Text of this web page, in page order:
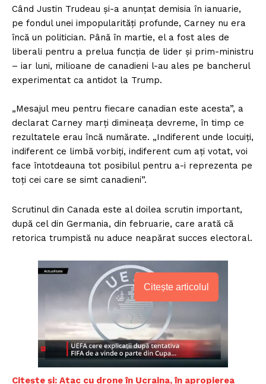
Când Justin Trudeau și-a anunțat demisia în ianuarie,
pe fondul unei impopularități profunde, Carney nu era
încă un politician. Până în martie, el a fost ales de
liberali pentru a prelua funcția de lider și prim-ministru
– iar luni, milioane de canadieni l-au ales pe bancherul
experimentat ca antidot la Trump.
„Mesajul meu pentru fiecare canadian este acesta”, a
declarat Carney marți dimineața devreme, în timp ce
rezultatele erau încă numărate. „Indiferent unde locuiți,
indiferent ce limbă vorbiți, indiferent cum ați votat, voi
face întotdeauna tot posibilul pentru a-i reprezenta pe
toți cei care se simt canadieni”.
Scrutinul din Canada este al doilea scrutin important,
după cel din Germania, din februarie, care arată că
retorica trumpistă nu aduce neapărat succes electoral.
Citește articolul
Citește și: Atac cu drone în Ucraina, în apropierea